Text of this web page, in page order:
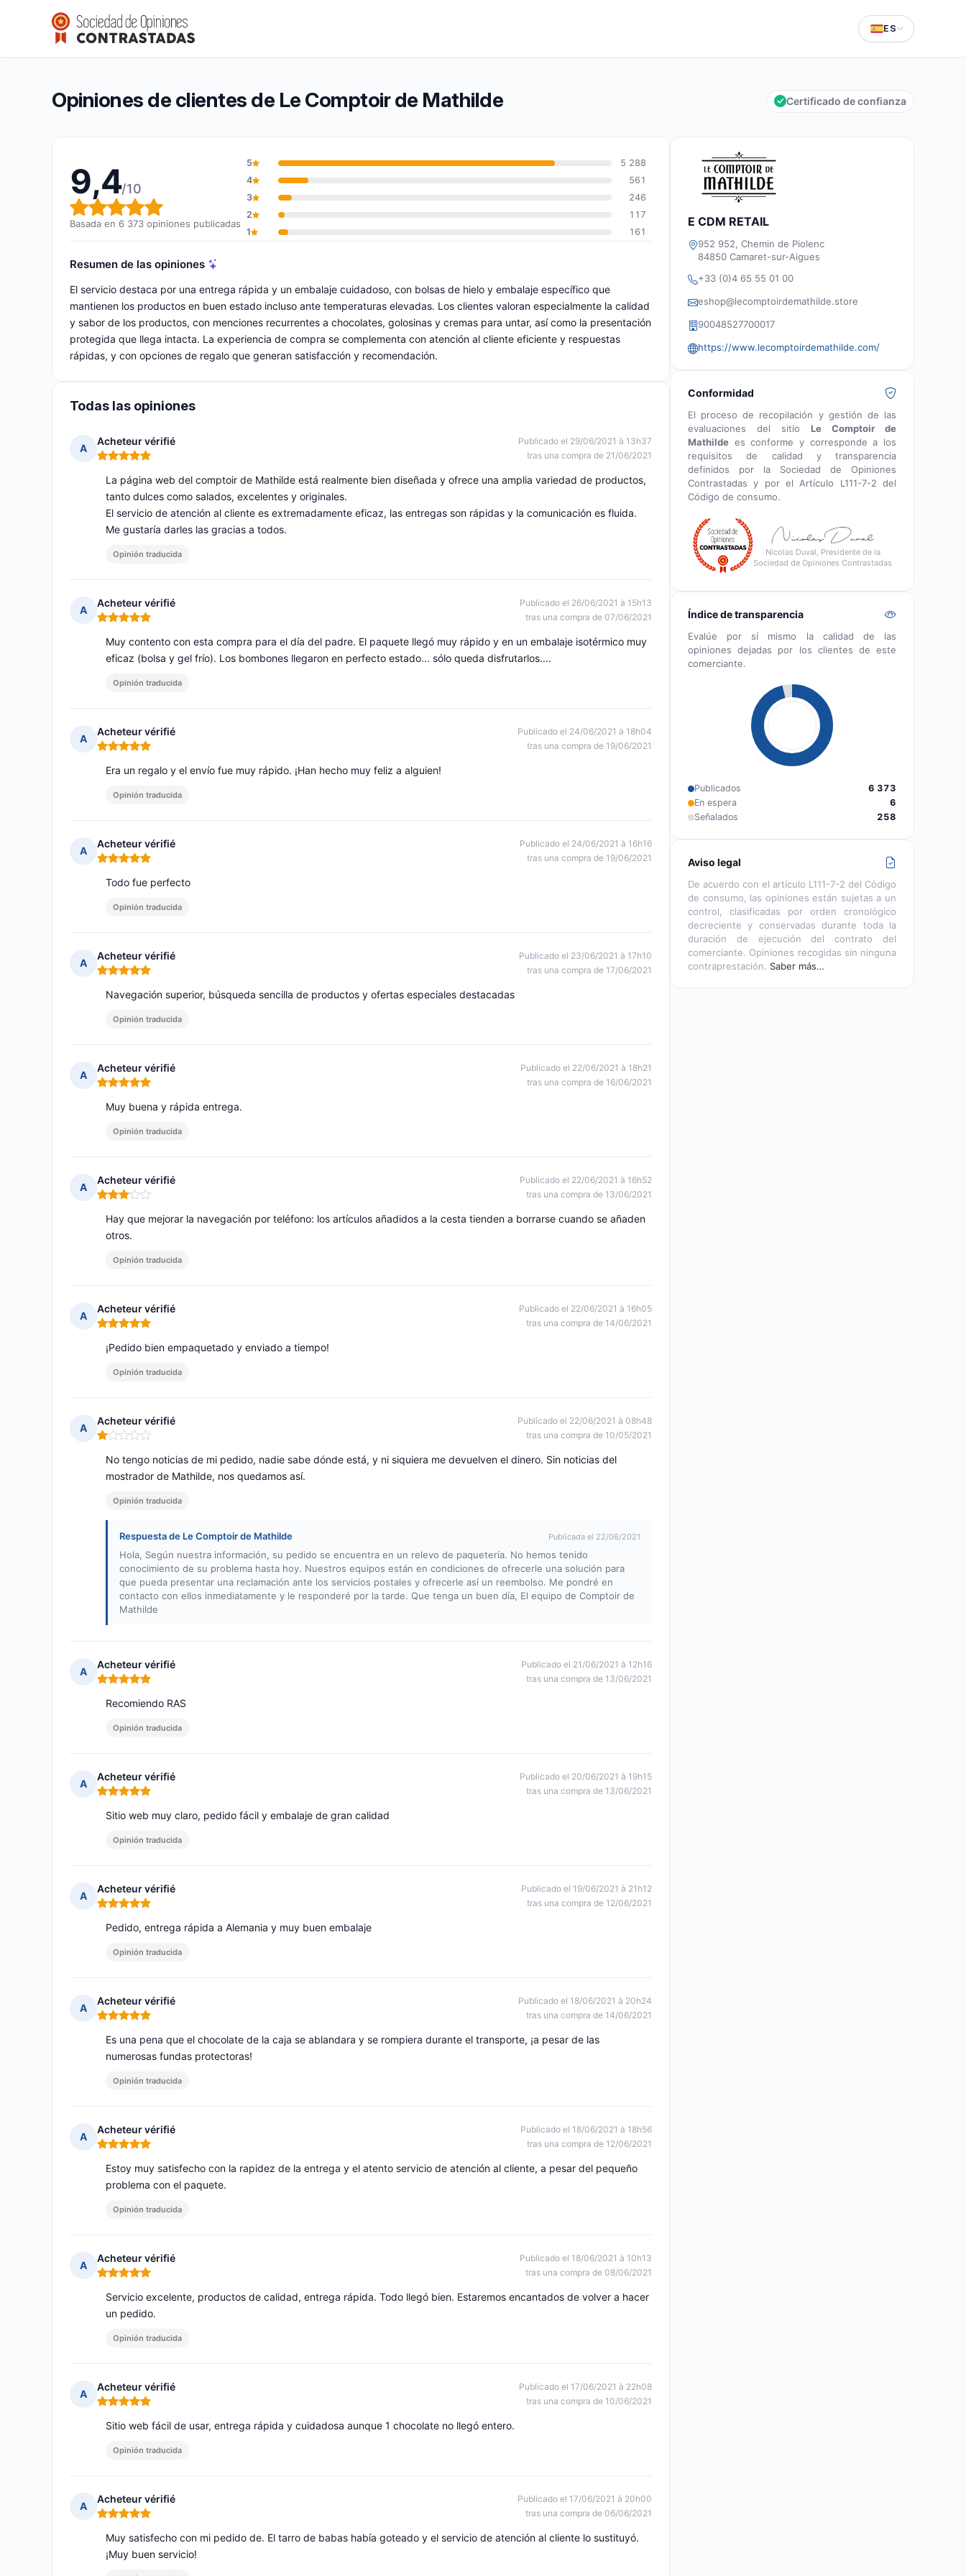
ES
Le Comptoir de Mathilde
Calificación global: 9,4 de 10
9,4/10(6 373 opiniones)
Opiniones de clientes de Le Comptoir de Mathilde Certificado de confianza
9,4/10
Calificación global: 9,4 de 10
Basada en 6 373 opiniones publicadas
5
5 288
4
561
3
246
2
117
1
161
Resumen de las opiniones
El servicio destaca por una entrega rápida y un embalaje cuidadoso, con bolsas de hielo y embalaje específico que
mantienen los productos en buen estado incluso ante temperaturas elevadas. Los clientes valoran especialmente la calidad
y sabor de los productos, con menciones recurrentes a chocolates, golosinas y cremas para untar, así como la presentación
protegida que llega intacta. La experiencia de compra se complementa con atención al cliente eficiente y respuestas
rápidas, y con opciones de regalo que generan satisfacción y recomendación.
Todas las opiniones
A
Acheteur vérifié
Nota: 5 de 5
Publicado el 29/06/2021 à 13h37
tras una compra de 21/06/2021
La página web del comptoir de Mathilde está realmente bien diseñada y ofrece una amplia variedad de productos,
tanto dulces como salados, excelentes y originales.
El servicio de atención al cliente es extremadamente eficaz, las entregas son rápidas y la comunicación es fluida.
Me gustaría darles las gracias a todos.
Opinión traducida
A
Acheteur vérifié
Nota: 5 de 5
Publicado el 26/06/2021 à 15h13
tras una compra de 07/06/2021
Muy contento con esta compra para el día del padre. El paquete llegó muy rápido y en un embalaje isotérmico muy
eficaz (bolsa y gel frío). Los bombones llegaron en perfecto estado... sólo queda disfrutarlos....
Opinión traducida
A
Acheteur vérifié
Nota: 5 de 5
Publicado el 24/06/2021 à 18h04
tras una compra de 19/06/2021
Era un regalo y el envío fue muy rápido. ¡Han hecho muy feliz a alguien!
Opinión traducida
A
Acheteur vérifié
Nota: 5 de 5
Publicado el 24/06/2021 à 16h16
tras una compra de 19/06/2021
Todo fue perfecto
Opinión traducida
A
Acheteur vérifié
Nota: 5 de 5
Publicado el 23/06/2021 à 17h10
tras una compra de 17/06/2021
Navegación superior, búsqueda sencilla de productos y ofertas especiales destacadas
Opinión traducida
A
Acheteur vérifié
Nota: 5 de 5
Publicado el 22/06/2021 à 18h21
tras una compra de 16/06/2021
Muy buena y rápida entrega.
Opinión traducida
A
Acheteur vérifié
Nota: 3 de 5
Publicado el 22/06/2021 à 16h52
tras una compra de 13/06/2021
Hay que mejorar la navegación por teléfono: los artículos añadidos a la cesta tienden a borrarse cuando se añaden
otros.
Opinión traducida
A
Acheteur vérifié
Nota: 5 de 5
Publicado el 22/06/2021 à 16h05
tras una compra de 14/06/2021
¡Pedido bien empaquetado y enviado a tiempo!
Opinión traducida
A
Acheteur vérifié
Nota: 1 de 5
Publicado el 22/06/2021 à 08h48
tras una compra de 10/05/2021
No tengo noticias de mi pedido, nadie sabe dónde está, y ni siquiera me devuelven el dinero. Sin noticias del
mostrador de Mathilde, nos quedamos así.
Opinión traducida
Respuesta de Le Comptoir de Mathilde Publicada el 22/06/2021
Hola, Según nuestra información, su pedido se encuentra en un relevo de paquetería. No hemos tenido
conocimiento de su problema hasta hoy. Nuestros equipos están en condiciones de ofrecerle una solución para
que pueda presentar una reclamación ante los servicios postales y ofrecerle así un reembolso. Me pondré en
contacto con ellos inmediatamente y le responderé por la tarde. Que tenga un buen día, El equipo de Comptoir de
Mathilde
A
Acheteur vérifié
Nota: 5 de 5
Publicado el 21/06/2021 à 12h16
tras una compra de 13/06/2021
Recomiendo RAS
Opinión traducida
A
Acheteur vérifié
Nota: 5 de 5
Publicado el 20/06/2021 à 19h15
tras una compra de 13/06/2021
Sitio web muy claro, pedido fácil y embalaje de gran calidad
Opinión traducida
A
Acheteur vérifié
Nota: 5 de 5
Publicado el 19/06/2021 à 21h12
tras una compra de 12/06/2021
Pedido, entrega rápida a Alemania y muy buen embalaje
Opinión traducida
A
Acheteur vérifié
Nota: 5 de 5
Publicado el 18/06/2021 à 20h24
tras una compra de 14/06/2021
Es una pena que el chocolate de la caja se ablandara y se rompiera durante el transporte, ¡a pesar de las
numerosas fundas protectoras!
Opinión traducida
A
Acheteur vérifié
Nota: 5 de 5
Publicado el 18/06/2021 à 18h56
tras una compra de 12/06/2021
Estoy muy satisfecho con la rapidez de la entrega y el atento servicio de atención al cliente, a pesar del pequeño
problema con el paquete.
Opinión traducida
A
Acheteur vérifié
Nota: 5 de 5
Publicado el 18/06/2021 à 10h13
tras una compra de 08/06/2021
Servicio excelente, productos de calidad, entrega rápida. Todo llegó bien. Estaremos encantados de volver a hacer
un pedido.
Opinión traducida
A
Acheteur vérifié
Nota: 5 de 5
Publicado el 17/06/2021 à 22h08
tras una compra de 10/06/2021
Sitio web fácil de usar, entrega rápida y cuidadosa aunque 1 chocolate no llegó entero.
Opinión traducida
A
Acheteur vérifié
Nota: 5 de 5
Publicado el 17/06/2021 à 20h00
tras una compra de 06/06/2021
Muy satisfecho con mi pedido de. El tarro de babas había goteado y el servicio de atención al cliente lo sustituyó.
¡Muy buen servicio!
E CDM RETAIL
952 952, Chemin de Piolenc
84850 Camaret-sur-Aigues
+33 (0)4 65 55 01 00
eshop@lecomptoirdemathilde.store
90048527700017
https://www.lecomptoirdemathilde.com/
Conformidad
El proceso de recopilación y gestión de las
evaluaciones del sitio Le Comptoir de
Mathilde es conforme y corresponde a los
requisitos de calidad y transparencia
definidos por la Sociedad de Opiniones
Contrastadas y por el Artículo L111-7-2 del
Código de consumo.
Nicolas Duval, Presidente de la
Sociedad de Opiniones Contrastadas
Índice de transparencia
Evalúe por sí mismo la calidad de las
opiniones dejadas por los clientes de este
comerciante.
Publicados
6 373
En espera
6
Señalados
258
Aviso legal
De acuerdo con el artículo L111-7-2 del Código
de consumo, las opiniones están sujetas a un
control, clasificadas por orden cronológico
decreciente y conservadas durante toda la
duración de ejecución del contrato del
comerciante. Opiniones recogidas sin ninguna
contraprestación. Saber más…